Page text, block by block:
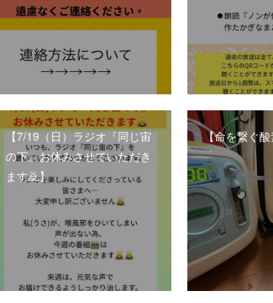
【7/19（日）ラジオ『同じ宙
の下』お休みさせていただき
ます🙇】
【命を繋ぐ酸